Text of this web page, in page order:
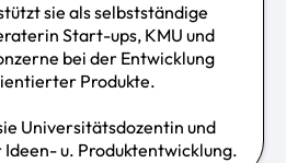
sie als selbstständige
Start-ups, KMU und
bei der Entwicklung
Produkte.
Universitätsdozentin und
u. Produktentwicklung.